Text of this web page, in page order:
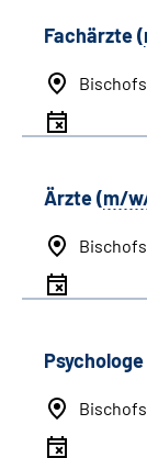
Fachärzte (
Ärzte (m/
Psychologe